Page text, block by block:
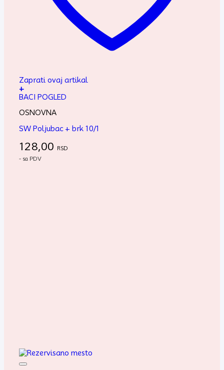
Zaprati ovaj artikal
+
BACI POGLED
OSNOVNA
SW Poljubac + brk 10/1
128,00 RSD
- sa PDV